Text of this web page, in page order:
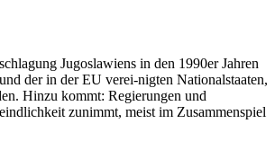
Jugoslawiens in den 1990er Jahren
der in der EU verei-nigten Nationalstaaten,
Hinzu kommt: Regierungen und
zunimmt, meist im Zusammenspiel